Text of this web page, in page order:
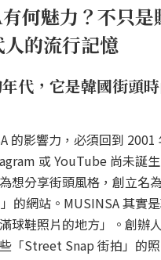
何魅力？不只是
的流行記憶
代，它是韓國街頭
的影響力，必須回到 2001
或 YouTube 尚未誕
想分享街頭風格，創立名
的網站。MUSINSA 其實
球鞋照片的地方」。創辦
「Street Snap 街拍」的